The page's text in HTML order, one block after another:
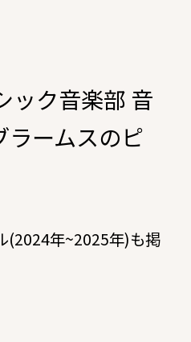
ック音楽部 音
ームスのピ
年~2025年)も掲